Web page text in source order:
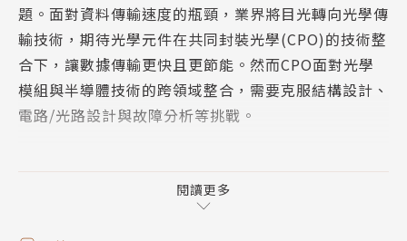
題。面對資料傳輸速度的瓶頸，業界將目光轉向光學傳
輸技術，期待光學元件在共同封裝光學(CPO)的技術整
合下，讓數據傳輸更快且更節能。然而CPO面對光學
模組與半導體技術的跨領域整合，需要克服結構設計、
電路/光路設計與故障分析等挑戰。
等方面更有優勢。可插拔式光收發模組透過機械製程整
合光收發相關元件，並安裝在基板外緣，與電子元件的
閱讀更多